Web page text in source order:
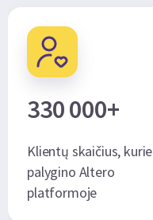
330 000+
Klientų skaičius, kurie
palygino Altero
platformoje